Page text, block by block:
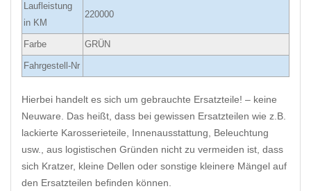
Laufleistung
in KM
220000
Farbe GRÜN
Fahrgestell-Nr
Hierbei handelt es sich um gebrauchte Ersatzteile! – keine
Neuware. Das heißt, dass bei gewissen Ersatzteilen wie z.B.
lackierte Karosserieteile, Innenausstattung, Beleuchtung
usw., aus logistischen Gründen nicht zu vermeiden ist, dass
sich Kratzer, kleine Dellen oder sonstige kleinere Mängel auf
den Ersatzteilen befinden können.